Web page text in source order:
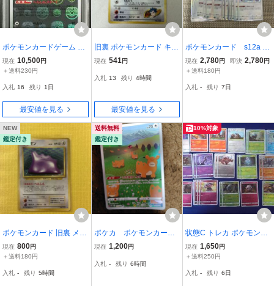
ポケモンカードゲーム メ
タモン R マスターボール
ミラー PSA10
現在 10,500円
＋送料230円
入札 16 残り 1日
最安値を見る
旧裏 ポケモンカード キョ
ウのメタモン LV.12 HP40
現在 541円
入札 13 残り 4時間
最安値を見る
ポケモンカード s12a メ
タモン55枚いきなりへん
げ
現在 2,780円 即決 2,780円
＋送料180円
入札 - 残り 7日
NEW
鑑定付き
ポケモンカード 旧裏 メタ
モン LV.20 No.132 キラ
ホロ
現在 800円
＋送料180円
入札 - 残り 5時間
送料無料
鑑定付き
ポケカ ポケモンカード
メタモン AR 197/172 VS
現在 1,200円
入札 - 残り 6時間
10%対象
状態C トレカ ポケモンカ
ードゲーム メタモン Uを
含む SMP2 光り物 20枚以
現在 1,650円
＋送料250円
入札 - 残り 6日